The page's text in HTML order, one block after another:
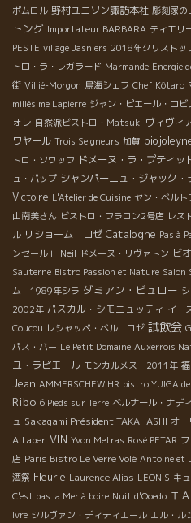
ポムロル 野村ユニソン諏訪本社 彫刻家の
トング Importateur BARBARA ティエリ
PESTE village Jasniers 2018年クリストッ
トロ・ラ・レガラード Marmande Energie
街 Villié-Morgon 鳥海シェフ Chef Kôtaro
millésime Lapierre ジャン・ピエール・ロビ
ォレ 自然派ビストロ・Matsuki ヴィヴィ
ワヤール Trois Seigneurs 加賀
トロ・ソワッフ ドメーヌ・ラ・プティッ
ュ・パップ シャンパーニュ・ジャック・
Victoire L'Atelier de Cuisine ヤン・ベルト
山南美さん ビストロ・フラコン2号店 レス
ル リショーム ロゼ Catalogne Pas à
ンセール」
Neil ドメーヌ・リヴァトン ビ
Sauterne Bistro Passion et Nature Salon
ム 1989年シラ ダミアン・ビュロー
2002年 パスカル・シモニュッティ イー
Coucou レシャッペ・ベル ロゼ 試飲会
パス・バー Le Petit Domaine Auxerrois
ユ・ラピエール モンカルメス 2011年
Jean AMMERSCHEWIHR bistro YUIGA
Ribo 6 Pieds sur Terre ベルナール・ナデ
ュ Sakagami Président TAKAHASHI オ
Altaber VIN Yvon Metras Rosé PETAR
店 Paris Bistro Le Verre Volé Antoine et
酒祭 Fleurie Laurence Alias LEONIS キ
C'est pas la Mer à boire Nuit d'Ooedo Ｔ
Ivre シルヴァン・ディティエール エル・ル